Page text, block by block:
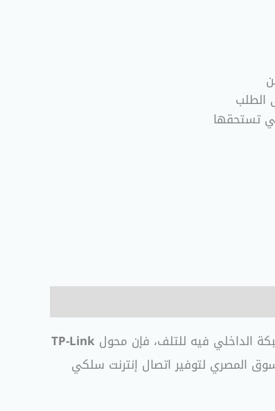
الطلب
تستحقها
TP-Link
المصري لتوفير اتصال إنترنت سلكي